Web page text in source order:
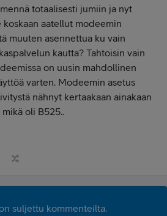
totaalisesti jumiin ja nyt
aatellut modeemin
muuten asennettua ku vain
kautta? Tahtoisin vain
on uusin mahdollinen
varten. Modeemin asetus
nähnyt kertaakaan ainakaan
oli B525..
suljettu kommenteilta.